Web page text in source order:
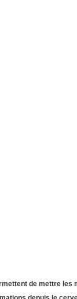
de mettre les